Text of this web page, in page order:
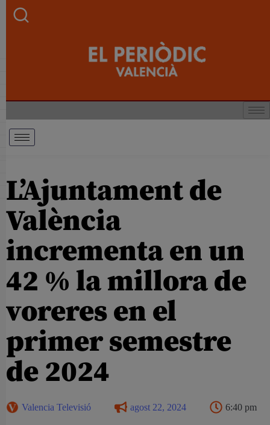
L’Ajuntament de
València
incrementa en un
42 % la millora de
voreres en el
primer semestre
de 2024
Valencia Televisió agost 22, 2024 6:40 pm